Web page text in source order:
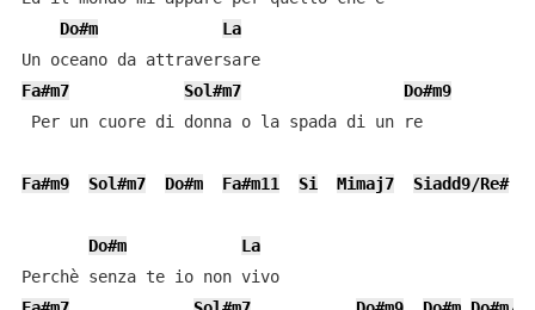
Do#m
La
Un oceano da attraversare
Fa#m7
Sol#m7
Do#m9
Per un cuore di donna o la spada di un re
Fa#m9 Sol#m7 Do#m Fa#m11 Si Mimaj7 Siadd9/Re#
Do#m
La
Perchè senza te io non vivo